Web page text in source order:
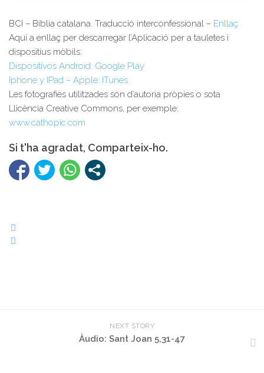
BCI – Bíblia catalana. Traducció interconfessional – Enllaç
Aquí a enllaç per descarregar l’Aplicació per a tauletes i
dispositius mòbils:
Dispositivos Android: Google Play
Iphone y IPad – Apple: ITunes
Les fotografies utilitzades són d’autoria pròpies o sota
Llicència Creative Commons, per exemple:
www.cathopic.com
Si t'ha agradat, Comparteix-ho.
NEXT STORY
Àudio: Sant Joan 5,31-47